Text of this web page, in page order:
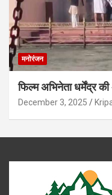
मनोरंजन
फिल्म अभिनेता धर्मेंद्र की
December 3, 2025